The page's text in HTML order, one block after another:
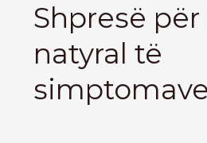
Shpresë
natyral të
simptomave